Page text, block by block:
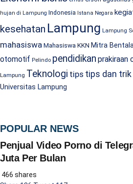
hujan di Lampung Indonesia Istana Negara
kesehatan Lampung Lampung
mahasiswa Mahasiswa KKN Mitra
otomotif Pelindo pendidikan prakiraan
Lampung Teknologi tips tips dan trik
Universitas Lampung
POPULAR NEWS
Penjual Video Porno di
Juta Per Bulan
466 shares